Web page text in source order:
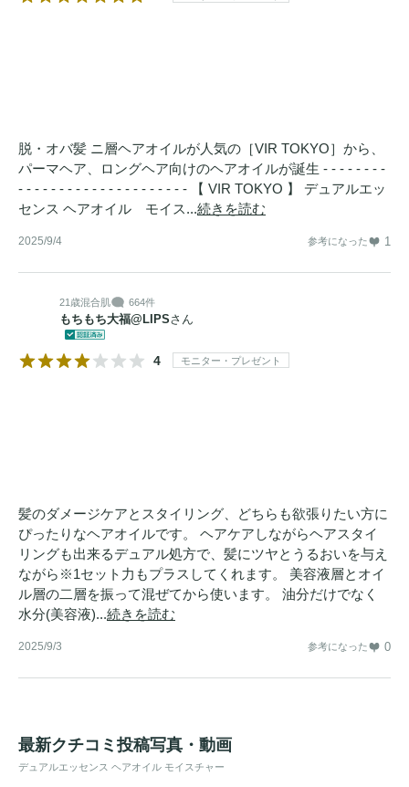
脱・オバ髪 ニ層ヘアオイルが人気の［VIR TOKYO］から、
パーマヘア、ロングヘア向けのヘアオイルが誕生 - - - - - - - -
- - - - - - - - - - - - - - - - - - - - - 【 VIR TOKYO 】 デュアルエッ
センス ヘアオイル モイス...続きを読む
2025/9/4 参考になった 1
21歳混合肌 664件
もちもち大福@LIPSさん
4 モニター・プレゼント
髪のダメージケアとスタイリング、どちらも欲張りたい方に
ぴったりなヘアオイルです。 ヘアケアしながらヘアスタイ
リングも出来るデュアル処方で、髪にツヤとうるおいを与え
ながら※1セット力もプラスしてくれます。 美容液層とオイ
ル層の二層を振って混ぜてから使います。 油分だけでなく
水分(美容液)...続きを読む
2025/9/3 参考になった 0
最新クチコミ投稿写真・動画
デュアルエッセンス ヘアオイル モイスチャー